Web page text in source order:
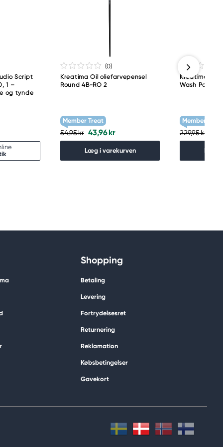
Script
1 –
og tynde
(0)
Kreatima Oil oliefarvepensel
Round 4B-RO 2
Member Treat
54,95 kr 43,96 kr
Læg i varekurven
Kreatima
Wash
Member Treat
229,95 kr
Læg i
Shopping
Betaling
Levering
Fortrydelsesret
Returnering
Reklamation
Købsbetingelser
Gavekort